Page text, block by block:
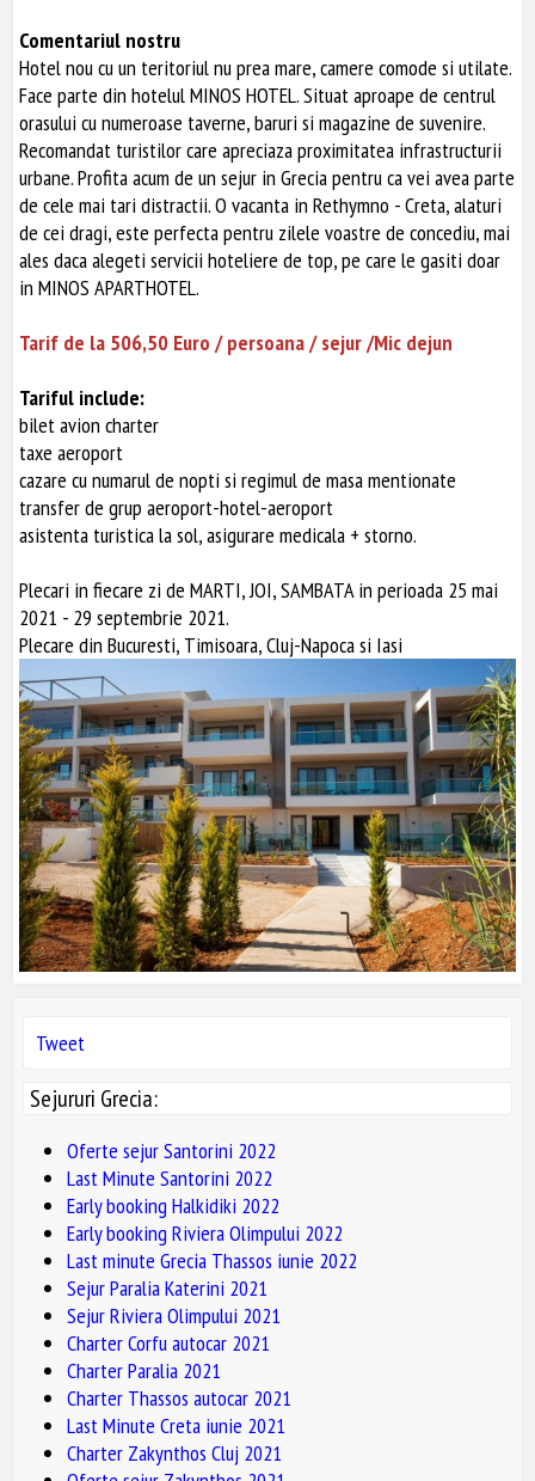
Comentariul nostru
Hotel nou cu un teritoriul nu prea mare, camere comode si utilate.
Face parte din hotelul MINOS HOTEL. Situat aproape de centrul
orasului cu numeroase taverne, baruri si magazine de suvenire.
Recomandat turistilor care apreciaza proximitatea infrastructurii
urbane. Profita acum de un sejur in Grecia pentru ca vei avea parte
de cele mai tari distractii. O vacanta in Rethymno - Creta, alaturi
de cei dragi, este perfecta pentru zilele voastre de concediu, mai
ales daca alegeti servicii hoteliere de top, pe care le gasiti doar
in MINOS APARTHOTEL.
Tarif de la 506,50 Euro / persoana / sejur /Mic dejun
Tariful include:
bilet avion charter
taxe aeroport
cazare cu numarul de nopti si regimul de masa mentionate
transfer de grup aeroport-hotel-aeroport
asistenta turistica la sol, asigurare medicala + storno.
Plecari in fiecare zi de MARTI, JOI, SAMBATA in perioada 25 mai
2021 - 29 septembrie 2021.
Plecare din Bucuresti, Timisoara, Cluj-Napoca si Iasi
Tweet
Sejururi Grecia:
Oferte sejur Santorini 2022
Last Minute Santorini 2022
Early booking Halkidiki 2022
Early booking Riviera Olimpului 2022
Last minute Grecia Thassos iunie 2022
Sejur Paralia Katerini 2021
Sejur Riviera Olimpului 2021
Charter Corfu autocar 2021
Charter Paralia 2021
Charter Thassos autocar 2021
Last Minute Creta iunie 2021
Charter Zakynthos Cluj 2021